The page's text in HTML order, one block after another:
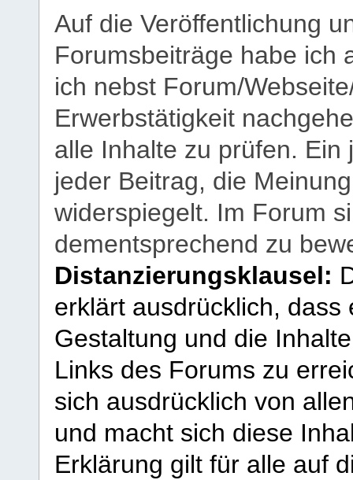
Auf die Veröffentlichung
Forumsbeiträge habe ich
ich nebst Forum/
Erwerbstätigkeit
alle Inhalte zu prüfen.
jeder Beitrag, die
widerspiegelt. Im Forum
dementsprechend zu
Distanzierungsklausel:
erklärt ausdrücklich,
Gestaltung und die
Links des Forums zu
sich ausdrücklich von
und macht sich diese
Erklärung gilt für alle auf